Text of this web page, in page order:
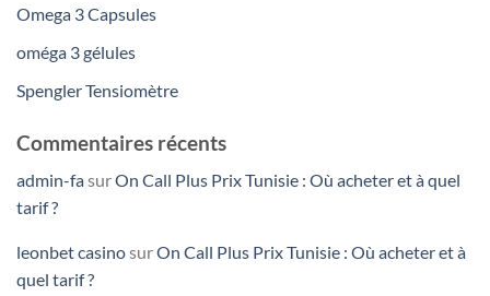
Omega 3 Capsules
oméga 3 gélules
Spengler Tensiomètre
Commentaires récents
admin-fasurOn Call Plus Prix Tunisie : Où acheter et à quel
tarif ?
leonbet casinosurOn Call Plus Prix Tunisie : Où acheter et à
quel tarif ?